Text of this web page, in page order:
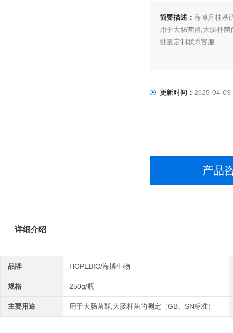
简要描述： 海博月桂基
用于大肠菌群,大肠杆菌
批量定制联系客服
更新时间： 2025-04-09
产品
详细介绍
品牌 HOPEBIO/海博生物
规格 250g/瓶
主要用途 用于大肠菌群,大肠杆菌的测定（GB、SN标准）